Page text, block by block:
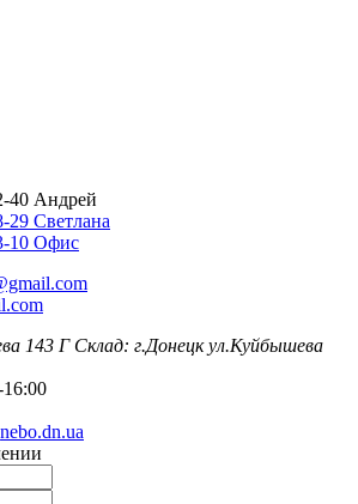
40 Андрей
29 Светлана
10 Офис
143 Г Склад: г.Донецк ул.Куйбышева
nebo.dn.ua